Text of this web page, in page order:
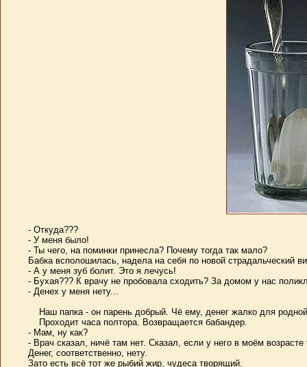
- Откуда???
- У меня было!
- Ты чего, на поминки принесла? Почему тогда так мало?
Бабка всполошилась, надела на себя по новой страдальческий
- А у меня зуб болит. Это я лечусь!
- Бухая??? К врачу не пробовала сходить? За домом у нас
- Денех у меня нету...
Наш папка - он парень добрый. Чё ему, денег жалко для
Проходит часа полтора. Возвращается бабандер.
- Мам, ну как?
- Врач сказал, ничё там нет. Сказал, если у него в моём
Денег, соответственно, нету.
Зато есть всё тот же рыбий жир, чудеса творящий.